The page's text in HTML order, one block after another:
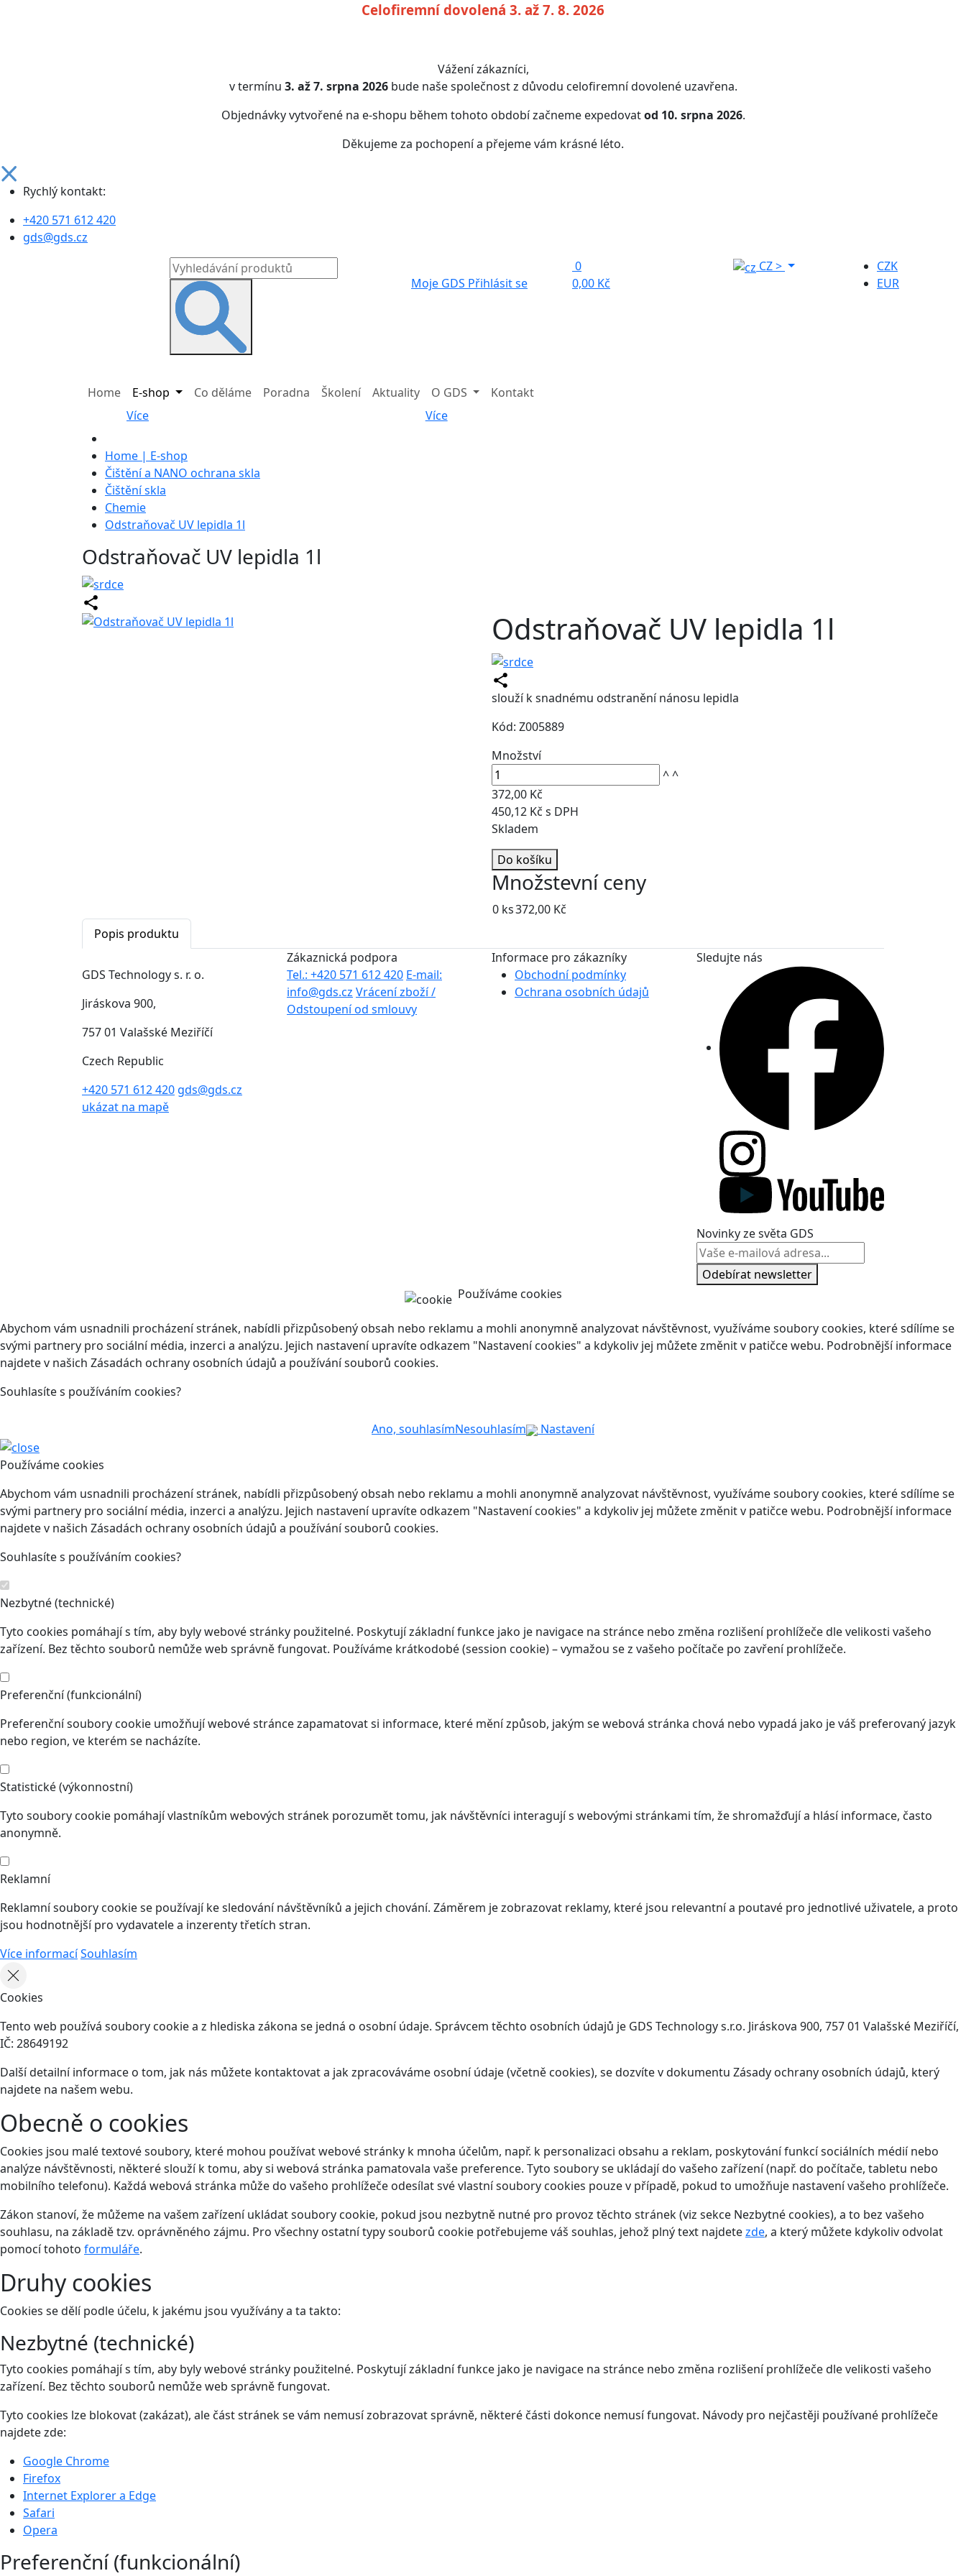
Celofiremní dovolená 3. až 7. 8. 2026
Vážení zákazníci,
v termínu 3. až 7. srpna 2026bude naše společnost z důvodu celofiremní dovolené uzavřena.
Objednávky vytvořené na e-shopu během tohoto období začneme expedovatod 10. srpna 2026.
Děkujeme za pochopení a přejeme vám krásné léto.
Rychlý kontakt:
+420 571 612 420
gds@gds.cz
Moje GDS Přihlásit se
0
0,00 Kč
CZ>
CZK
EUR
Home
E-shop
Více
Co děláme Poradna Školení Aktuality
O GDS
Více
Kontakt
Home | E-shop
Čištění a NANO ochrana skla
Čištění skla
Chemie
Odstraňovač UV lepidla 1l
Odstraňovač UV lepidla 1l
Odstraňovač UV lepidla 1l
slouží k snadnému odstranění nánosu lepidla
Kód: Z005889
Množství
^^
372,00 Kč
450,12 Kč s DPH
Skladem
Do košíku
Množstevní ceny
0 ks372,00 Kč
Popis produktu
GDS Technology s. r. o.
Jiráskova 900,
757 01 Valašské Meziříčí
Czech Republic
+420 571 612 420 gds@gds.cz
ukázat na mapě
Zákaznická podpora
Tel.: +420 571 612 420 E-mail:
info@gds.cz Vrácení zboží /
Odstoupení od smlouvy
Informace pro zákazníky
Obchodní podmínky
Ochrana osobních údajů
Sledujte nás
Novinky ze světa GDS
Odebírat newsletter
Používáme cookies
Abychom vám usnadnili procházení stránek, nabídli přizpůsobený obsah nebo reklamu a mohli anonymně analyzovat návštěvnost, využíváme soubory cookies, které sdílíme se
svými partnery pro sociální média, inzerci a analýzu. Jejich nastavení upravíte odkazem "Nastavení cookies" a kdykoliv jej můžete změnit v patičce webu. Podrobnější informace
najdete v našich Zásadách ochrany osobních údajů a používání souborů cookies.
Souhlasíte s používáním cookies?
Ano, souhlasímNesouhlasím Nastavení
Používáme cookies
Abychom vám usnadnili procházení stránek, nabídli přizpůsobený obsah nebo reklamu a mohli anonymně analyzovat návštěvnost, využíváme soubory cookies, které sdílíme se
svými partnery pro sociální média, inzerci a analýzu. Jejich nastavení upravíte odkazem "Nastavení cookies" a kdykoliv jej můžete změnit v patičce webu. Podrobnější informace
najdete v našich Zásadách ochrany osobních údajů a používání souborů cookies.
Souhlasíte s používáním cookies?
Nezbytné (technické)
Tyto cookies pomáhají s tím, aby byly webové stránky použitelné. Poskytují základní funkce jako je navigace na stránce nebo změna rozlišení prohlížeče dle velikosti vašeho
zařízení. Bez těchto souborů nemůže web správně fungovat. Používáme krátkodobé (session cookie) – vymažou se z vašeho počítače po zavření prohlížeče.
Preferenční (funkcionální)
Preferenční soubory cookie umožňují webové stránce zapamatovat si informace, které mění způsob, jakým se webová stránka chová nebo vypadá jako je váš preferovaný jazyk
nebo region, ve kterém se nacházíte.
Statistické (výkonnostní)
Tyto soubory cookie pomáhají vlastníkům webových stránek porozumět tomu, jak návštěvníci interagují s webovými stránkami tím, že shromažďují a hlásí informace, často
anonymně.
Reklamní
Reklamní soubory cookie se používají ke sledování návštěvníků a jejich chování. Záměrem je zobrazovat reklamy, které jsou relevantní a poutavé pro jednotlivé uživatele, a proto
jsou hodnotnější pro vydavatele a inzerenty třetích stran.
Více informacíSouhlasím
Cookies
Tento web používá soubory cookie a z hlediska zákona se jedná o osobní údaje. Správcem těchto osobních údajů je GDS Technology s.r.o. Jiráskova 900, 757 01 Valašské Meziříčí,
IČ: 28649192
Další detailní informace o tom, jak nás můžete kontaktovat a jak zpracováváme osobní údaje (včetně cookies), se dozvíte v dokumentu Zásady ochrany osobních údajů, který
najdete na našem webu.
Obecně o cookies
Cookies jsou malé textové soubory, které mohou používat webové stránky k mnoha účelům, např. k personalizaci obsahu a reklam, poskytování funkcí sociálních médií nebo
analýze návštěvnosti, některé slouží k tomu, aby si webová stránka pamatovala vaše preference. Tyto soubory se ukládají do vašeho zařízení (např. do počítače, tabletu nebo
mobilního telefonu). Každá webová stránka může do vašeho prohlížeče odesílat své vlastní soubory cookies pouze v případě, pokud to umožňuje nastavení vašeho prohlížeče.
Zákon stanoví, že můžeme na vašem zařízení ukládat soubory cookie, pokud jsou nezbytně nutné pro provoz těchto stránek (viz sekce Nezbytné cookies), a to bez vašeho
souhlasu, na základě tzv. oprávněného zájmu. Pro všechny ostatní typy souborů cookie potřebujeme váš souhlas, jehož plný text najdetezde, a který můžete kdykoliv odvolat
pomocí tohoto formuláře.
Druhy cookies
Cookies se dělí podle účelu, k jakému jsou využívány a ta takto:
Nezbytné (technické)
Tyto cookies pomáhají s tím, aby byly webové stránky použitelné. Poskytují základní funkce jako je navigace na stránce nebo změna rozlišení prohlížeče dle velikosti vašeho
zařízení. Bez těchto souborů nemůže web správně fungovat.
Tyto cookies lze blokovat (zakázat), ale část stránek se vám nemusí zobrazovat správně, některé části dokonce nemusí fungovat. Návody pro nejčastěji používané prohlížeče
najdete zde:
Google Chrome
Firefox
Internet Explorer a Edge
Safari
Opera
Preferenční (funkcionální)